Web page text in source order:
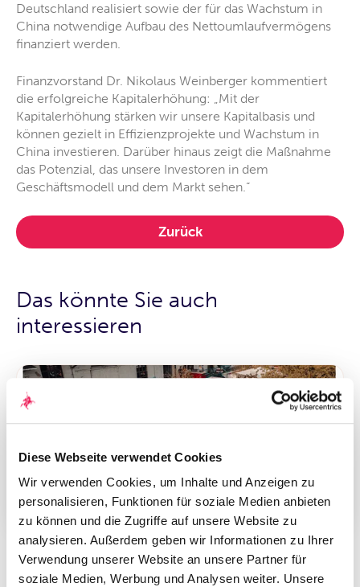
Diese Webseite verwendet Cookies
Wir verwenden Cookies, um Inhalte und Anzeigen zu
personalisieren, Funktionen für soziale Medien anbieten
zu können und die Zugriffe auf unsere Website zu
analysieren. Außerdem geben wir Informationen zu Ihrer
Verwendung unserer Website an unsere Partner für
soziale Medien, Werbung und Analysen weiter. Unsere
Deutschland realisiert sowie der für das Wachstum in
China notwendige Aufbau des Nettoumlaufvermögens
finanziert werden.
Finanzvorstand Dr. Nikolaus Weinberger kommentiert
die erfolgreiche Kapitalerhöhung: „Mit der
Kapitalerhöhung stärken wir unsere Kapitalbasis und
können gezielt in Effizienzprojekte und Wachstum in
China investieren. Darüber hinaus zeigt die Maßnahme
das Potenzial, das unsere Investoren in dem
Geschäftsmodell und dem Markt sehen.“
Zurück
Das könnte Sie auch
interessieren
Do., 09.11.2023
10. „Quirin Champions“-Konferenz
setzt Fokus auf erfolgreiche Small- und